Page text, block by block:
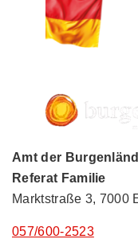
Amt der
Referat Familie
Marktstraße 3, 7000
057/600-2523